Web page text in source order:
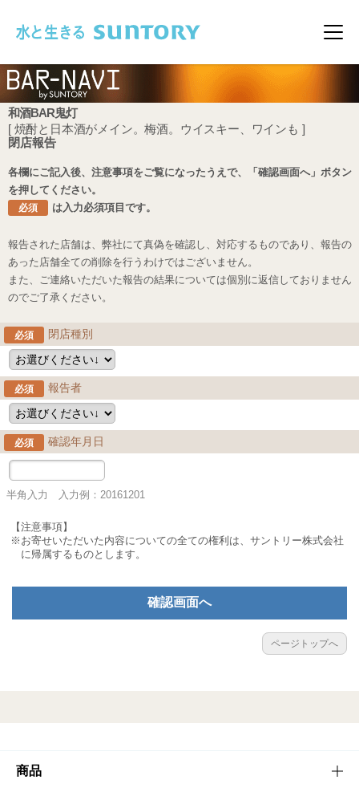
メ
和酒BAR鬼灯
[ 焼酎と日本酒がメイン。梅酒。ウイスキー、ワインも ]
閉店報告
各欄にご記入後、注意事項をご覧になったうえで、「確認画面へ」ボタン
を押してください。
必須 は入力必須項目です。
報告された店舗は、弊社にて真偽を確認し、対応するものであり、報告の
あった店舗全ての削除を行うわけではございません。
また、ご連絡いただいた報告の結果については個別に返信しておりません
のでご了承ください。
必須 閉店種別
必須 報告者
必須 確認年月日
半角入力 入力例：20161201
【注意事項】
※お寄せいただいた内容についての全ての権利は、サントリー株式会社
に帰属するものとします。
確認画面へ
ページトップへ
商品